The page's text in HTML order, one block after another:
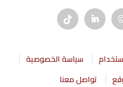
سياسة الخصوصية
تواصل معنا